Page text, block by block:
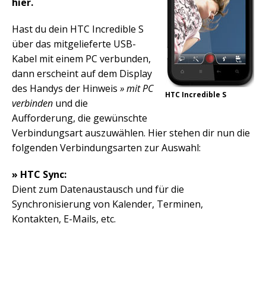
HTC Incredible S
hier.
Hast du dein HTC Incredible S
über das mitgelieferte USB-
Kabel mit einem PC verbunden,
dann erscheint auf dem Display
des Handys der Hinweis » mit PC
verbinden und die
Aufforderung, die gewünschte
Verbindungsart auszuwählen. Hier stehen dir nun die
folgenden Verbindungsarten zur Auswahl:
» HTC Sync:
Dient zum Datenaustausch und für die
Synchronisierung von Kalender, Terminen,
Kontakten, E-Mails, etc.